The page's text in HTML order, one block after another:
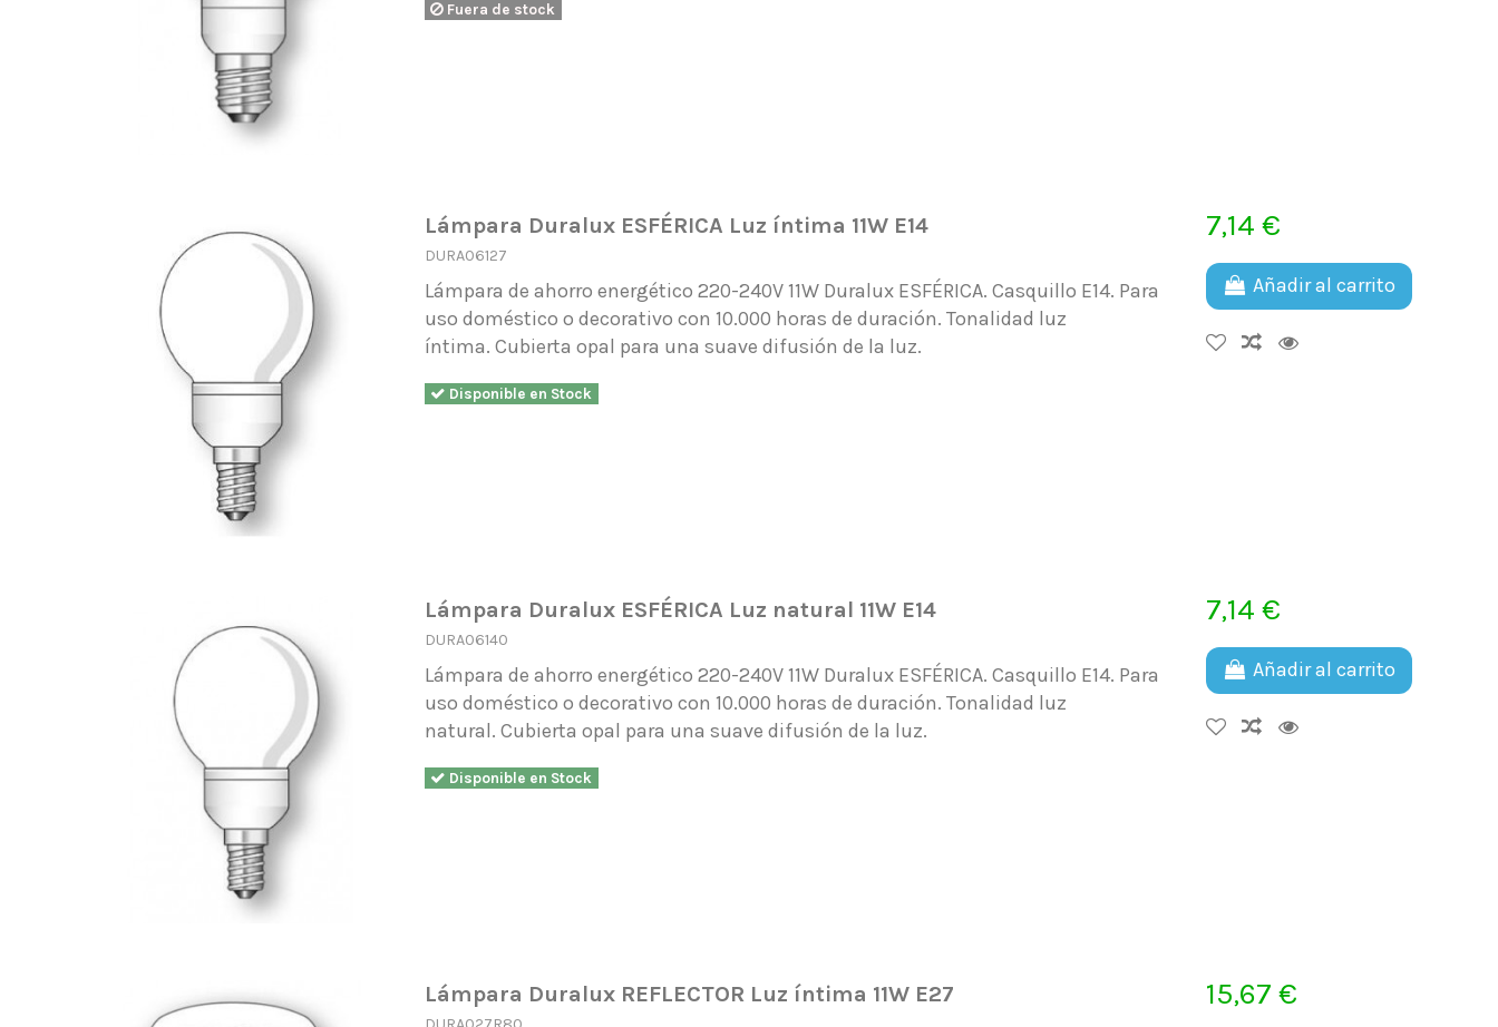
Fuera de stock
Lámpara Duralux ESFÉRICA Luz íntima 11W E14
DURA06127
Lámpara de ahorro energético 220-240V 11W Duralux ESFÉRICA. Casquillo E14. Para
uso doméstico o decorativo con 10.000 horas de duración. Tonalidad luz
íntima. Cubierta opal para una suave difusión de la luz.
Disponible en Stock
7,14 €
Añadir al carrito
Lámpara Duralux ESFÉRICA Luz natural 11W E14
DURA06140
Lámpara de ahorro energético 220-240V 11W Duralux ESFÉRICA. Casquillo E14. Para
uso doméstico o decorativo con 10.000 horas de duración. Tonalidad luz
natural. Cubierta opal para una suave difusión de la luz.
Disponible en Stock
7,14 €
Añadir al carrito
Lámpara Duralux REFLECTOR Luz íntima 11W E27 15,67 €